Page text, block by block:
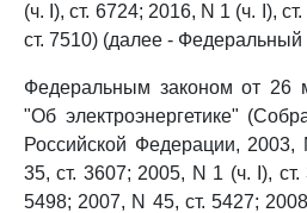
(ч. I), ст. 6724; 2016, N 1 (ч. I),
ст. 7510) (далее -
Федеральным законом от 26
"Об электроэнергетике"
Российской Федерации, 2003,
35, ст. 3607; 2005, N 1 (ч. I),
5498; 2007, N 45, ст. 5427;